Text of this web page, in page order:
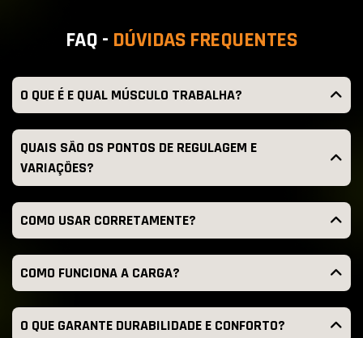
FAQ - DÚVIDAS FREQUENTES
O QUE É E QUAL MÚSCULO TRABALHA?
QUAIS SÃO OS PONTOS DE REGULAGEM E
VARIAÇÕES?
COMO USAR CORRETAMENTE?
COMO FUNCIONA A CARGA?
O QUE GARANTE DURABILIDADE E CONFORTO?